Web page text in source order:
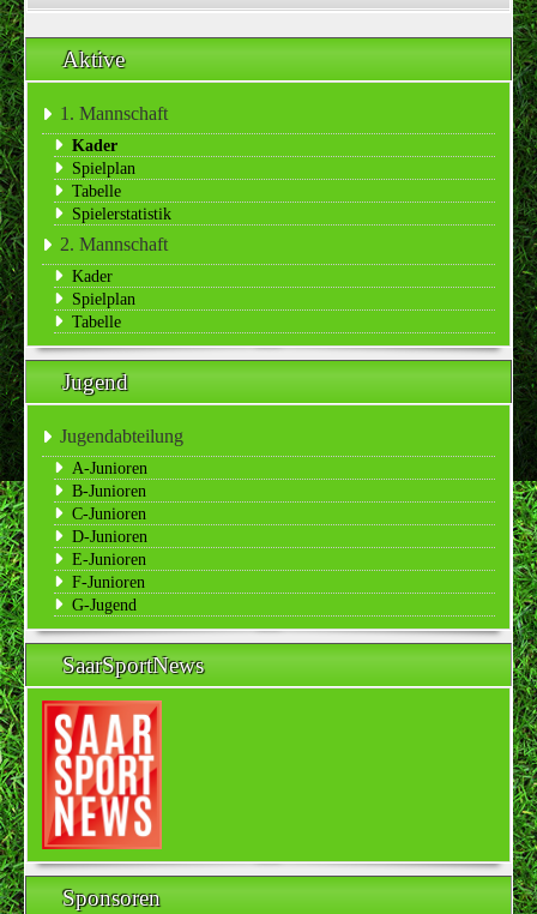
Aktive
1. Mannschaft
Kader
Spielplan
Tabelle
Spielerstatistik
2. Mannschaft
Kader
Spielplan
Tabelle
Jugend
Jugendabteilung
A-Junioren
B-Junioren
C-Junioren
D-Junioren
E-Junioren
F-Junioren
G-Jugend
SaarSportNews
Sponsoren